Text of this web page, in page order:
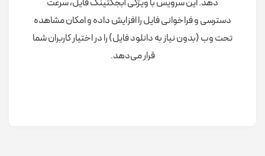
دهد. این سرویس با ویژگی آبجکتینگ فایل، سرعت
دسترسی و فراخوانی فایل را افزایش داده و امکان مشاهده
تحت وب (بدون نیاز به دانلود فایل) را در اختیار کاربران شما
قرار می‌دهد.